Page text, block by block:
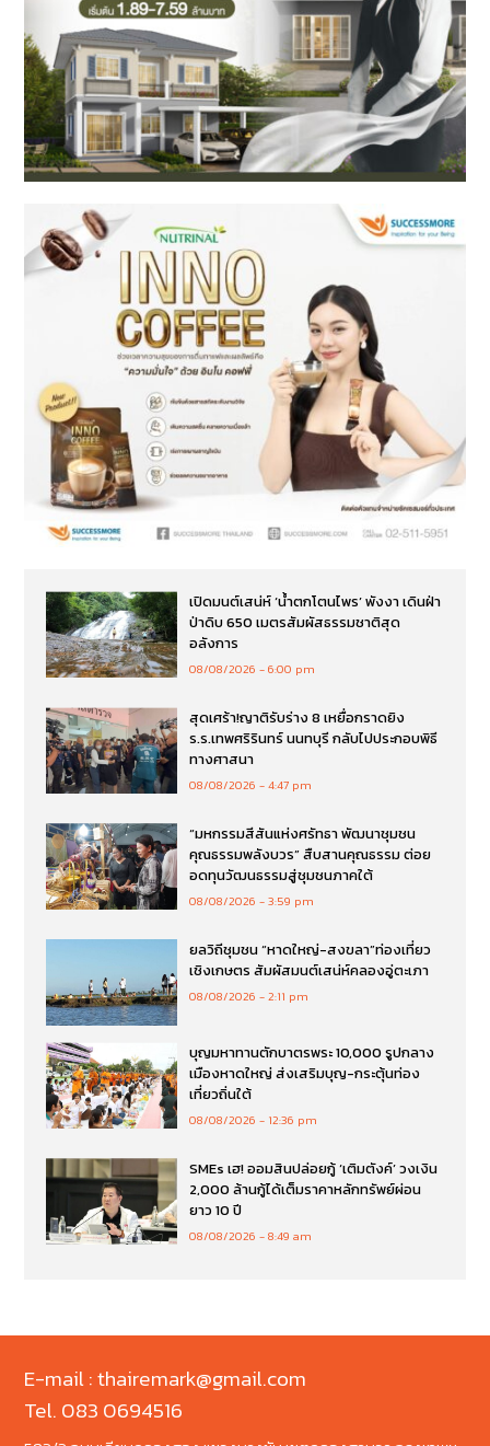
เปิดมนต์เสน่ห์ ‘น้ำตกโตนไพร’ พังงา เดินฝ่า
ป่าดิบ 650 เมตรสัมผัสธรรมชาติสุด
อลังการ
08/08/2026 6:00 pm
สุดเศร้า!ญาติรับร่าง 8 เหยื่อกราดยิง
ร.ร.เทพศริรินทร์ นนทบุรี กลับไปประกอบพิธี
ทางศาสนา
08/08/2026 4:47 pm
“มหกรรมสีสันแห่งศรัทธา พัฒนาชุมชน
คุณธรรมพลังบวร” สืบสานคุณธรรม ต่อย
อดทุนวัฒนธรรมสู่ชุมชนภาคใต้
08/08/2026 3:59 pm
ยลวิถีชุมชน “หาดใหญ่-สงขลา”ท่องเที่ยว
เชิงเกษตร สัมผัสมนต์เสน่ห์คลองอู่ตะเภา
08/08/2026 2:11 pm
บุญมหาทานตักบาตรพระ 10,000 รูปกลาง
เมืองหาดใหญ่ ส่งเสริมบุญ-กระตุ้นท่อง
เที่ยวถิ่นใต้
08/08/2026 12:36 pm
SMEs เฮ! ออมสินปล่อยกู้ ‘เติมตังค์’ วงเงิน
2,000 ล้านกู้ได้เต็มราคาหลักทรัพย์ผ่อน
ยาว 10 ปี
08/08/2026 8:49 am
E-mail : thairemark@gmail.com
Tel. 083 0694516